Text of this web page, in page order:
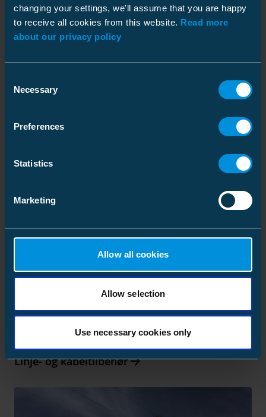
changing your settings, we'll assume that you are happy
to receive all cookies from this website. Read more
about our privacy policy
Selection
Necessary
Preferences
Statistics
Marketing
Allow all cookies
Allow selection
Use necessary cookies only
Vårt tilbud for pålitelig
Linje- og kabeltilbehørArrow_forward